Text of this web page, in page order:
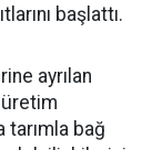
başlattı.
ayrılan
tarımla bağ